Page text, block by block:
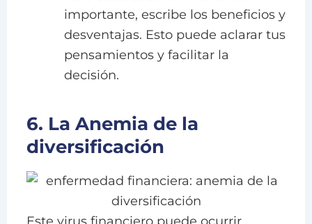
importante, escribe los beneficios y
desventajas. Esto puede aclarar tus
pensamientos y facilitar la
decisión.
6. La Anemia de la
diversificación